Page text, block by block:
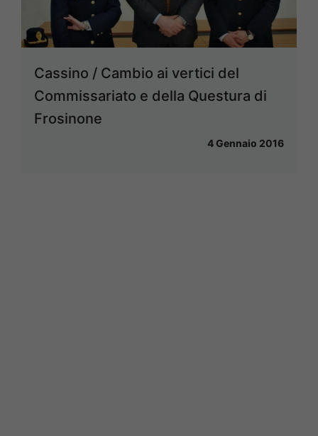
Cassino / Cambio ai vertici del
Commissariato e della Questura di
Frosinone
4 Gennaio 2016